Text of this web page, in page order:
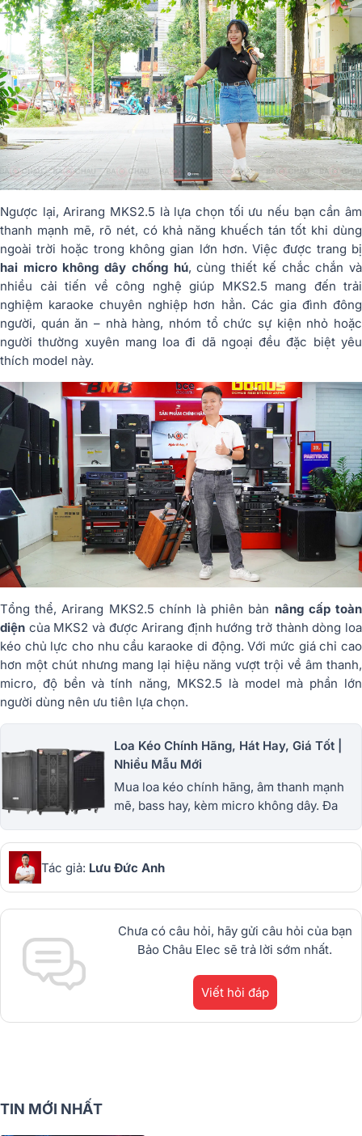
Ngược lại, Arirang MKS2.5 là lựa chọn tối ưu nếu bạn cần âm
thanh mạnh mẽ, rõ nét, có khả năng khuếch tán tốt khi dùng
ngoài trời hoặc trong không gian lớn hơn. Việc được trang bị
hai micro không dây chống hú, cùng thiết kế chắc chắn và
nhiều cải tiến về công nghệ giúp MKS2.5 mang đến trải
nghiệm karaoke chuyên nghiệp hơn hẳn. Các gia đình đông
người, quán ăn – nhà hàng, nhóm tổ chức sự kiện nhỏ hoặc
người thường xuyên mang loa đi dã ngoại đều đặc biệt yêu
thích model này.
Tổng thể, Arirang MKS2.5 chính là phiên bản nâng cấp toàn
diện của MKS2 và được Arirang định hướng trở thành dòng loa
kéo chủ lực cho nhu cầu karaoke di động. Với mức giá chỉ cao
hơn một chút nhưng mang lại hiệu năng vượt trội về âm thanh,
micro, độ bền và tính năng, MKS2.5 là model mà phần lớn
người dùng nên ưu tiên lựa chọn.
Loa Kéo Chính Hãng, Hát Hay, Giá Tốt |
Nhiều Mẫu Mới
Mua loa kéo chính hãng, âm thanh mạnh
mẽ, bass hay, kèm micro không dây. Đa
bảo hành uy tín. 1900.0255
Tác giả: Lưu Đức Anh
Chưa có câu hỏi, hãy gửi câu hỏi của bạn
Bảo Châu Elec sẽ trả lời sớm nhất.
Viết hỏi đáp
TIN MỚI NHẤT